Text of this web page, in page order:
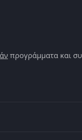
προγράμματα και